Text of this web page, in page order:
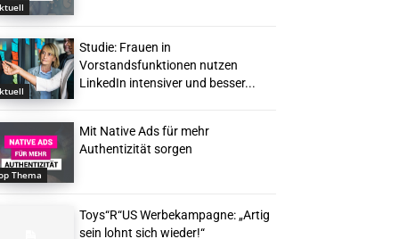
Studie: Frauen in
Vorstandsfunktionen nutzen
LinkedIn intensiver und besser...
Thema
Mit Native Ads für mehr
Authentizität sorgen
Toys“R“US Werbekampagne: „Artig
sein lohnt sich wieder!“